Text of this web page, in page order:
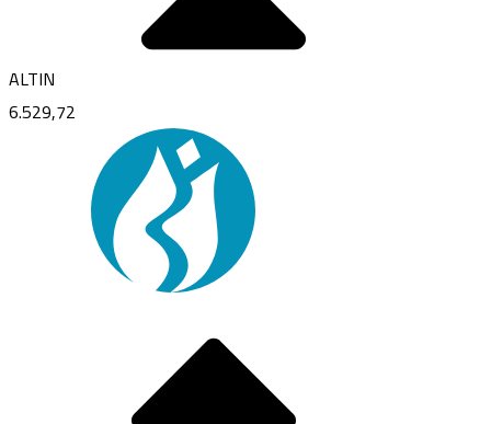
ALTIN
6.529,72